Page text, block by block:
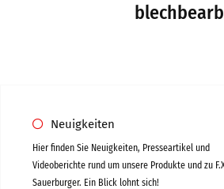
Neuigkeiten
Hier finden Sie Neuigkeiten, Presseartikel und
Videoberichte rund um unsere Produkte und zu
Sauerburger. Ein Blick lohnt sich!